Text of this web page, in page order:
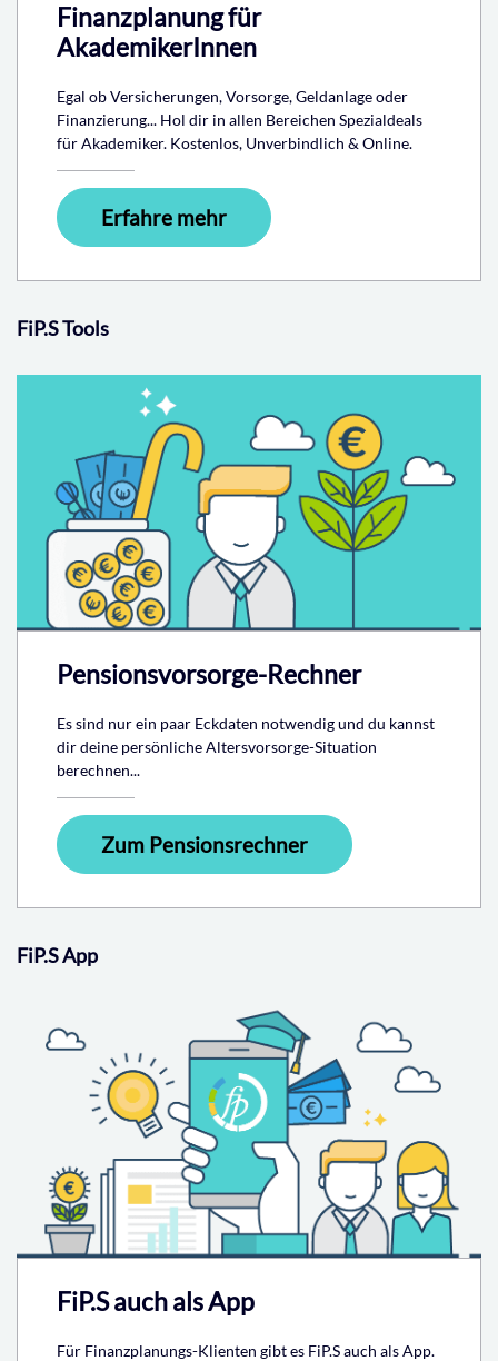
Finanzplanung für
AkademikerInnen
Egal ob Versicherungen, Vorsorge, Geldanlage oder
Finanzierung... Hol dir in allen Bereichen Spezialdeals
für Akademiker. Kostenlos, Unverbindlich & Online.
Erfahre mehr
FiP.S Tools
Pensionsvorsorge-Rechner
Es sind nur ein paar Eckdaten notwendig und du kannst
dir deine persönliche Altersvorsorge-Situation
berechnen...
Zum Pensionsrechner
FiP.S App
FiP.S auch als App
Für Finanzplanungs-Klienten gibt es FiP.S auch als App.